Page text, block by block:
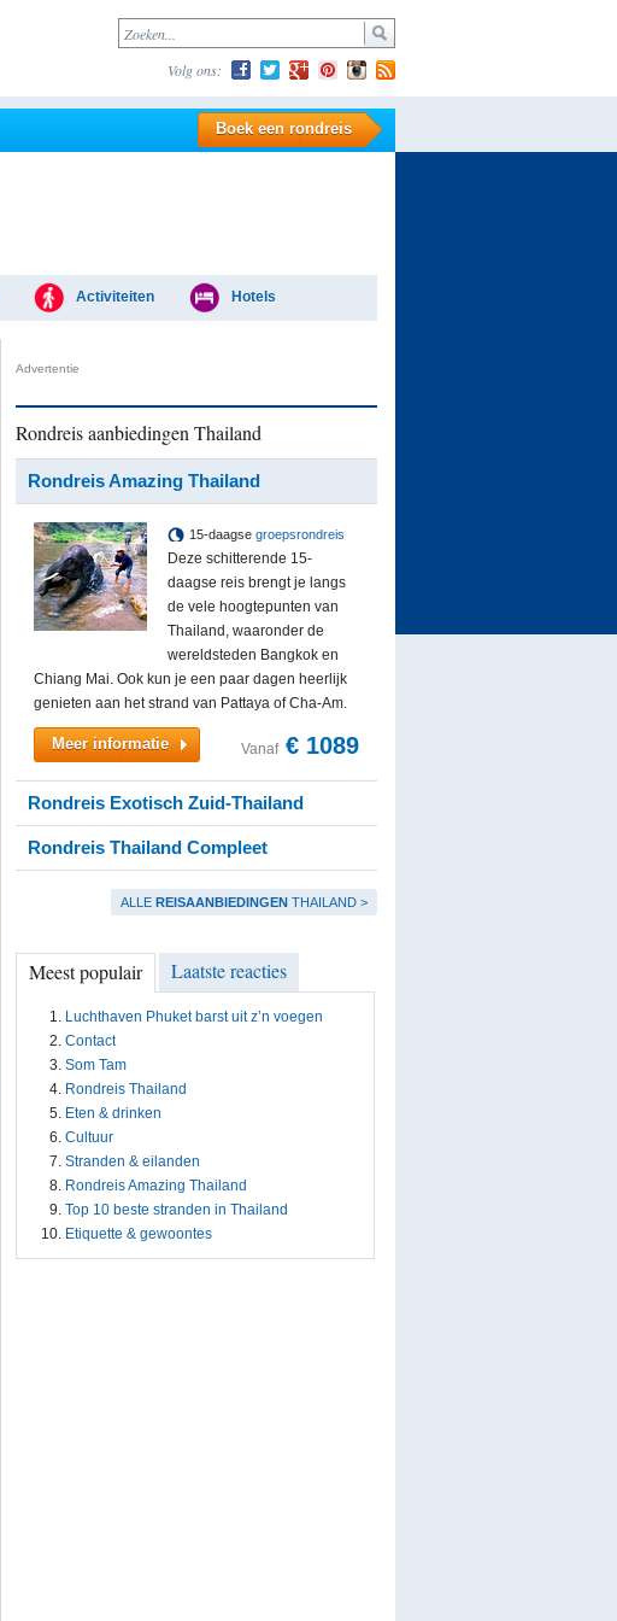
Volg ons:
Boek een rondreis
Activiteiten Hotels
Advertentie
Rondreis aanbiedingen Thailand
Rondreis Amazing Thailand
15-daagse groepsrondreis
Deze schitterende 15-
daagse reis brengt je langs
de vele hoogtepunten van
Thailand, waaronder de
wereldsteden Bangkok en
Chiang Mai. Ook kun je een paar dagen heerlijk
genieten aan het strand van Pattaya of Cha-Am.
Meer informatie Vanaf € 1089
Rondreis Exotisch Zuid-Thailand
Rondreis Thailand Compleet
ALLE REISAANBIEDINGEN THAILAND >
Meest populair Laatste reacties
Luchthaven Phuket barst uit z’n voegen
Contact
Som Tam
Rondreis Thailand
Eten & drinken
Cultuur
Stranden & eilanden
Rondreis Amazing Thailand
Top 10 beste stranden in Thailand
Etiquette & gewoontes